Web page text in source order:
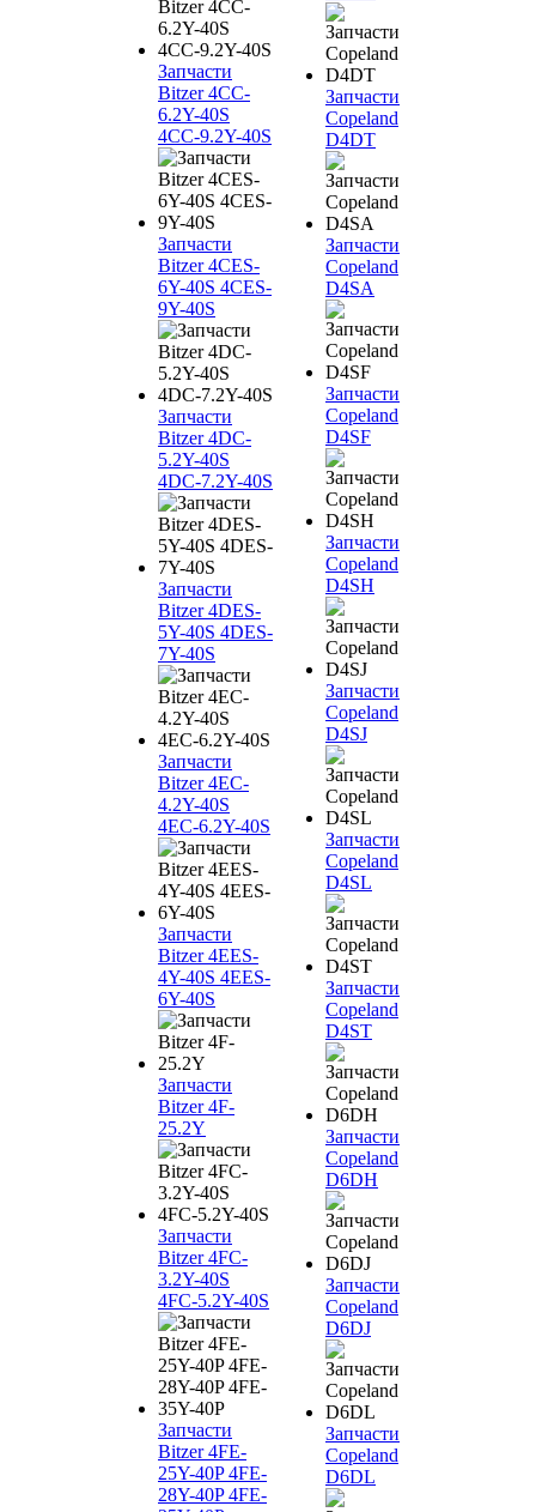
Запчасти
Bitzer 4CC-
6.2Y-40S
4CC-9.2Y-40S
Запчасти
Bitzer 4CES-
6Y-40S 4CES-
9Y-40S
Запчасти
Bitzer 4DC-
5.2Y-40S
4DC-7.2Y-40S
Запчасти
Bitzer 4DES-
5Y-40S 4DES-
7Y-40S
Запчасти
Bitzer 4EC-
4.2Y-40S
4EC-6.2Y-40S
Запчасти
Bitzer 4EES-
4Y-40S 4EES-
6Y-40S
Запчасти
Bitzer 4F-
25.2Y
Запчасти
Bitzer 4FC-
3.2Y-40S
4FC-5.2Y-40S
Запчасти
Bitzer 4FE-
25Y-40P 4FE-
28Y-40P 4FE-
Запчасти
Copeland
D4DT
Запчасти
Copeland
D4SA
Запчасти
Copeland
D4SF
Запчасти
Copeland
D4SH
Запчасти
Copeland
D4SJ
Запчасти
Copeland
D4SL
Запчасти
Copeland
D4ST
Запчасти
Copeland
D6DH
Запчасти
Copeland
D6DJ
Запчасти
Copeland
D6DL